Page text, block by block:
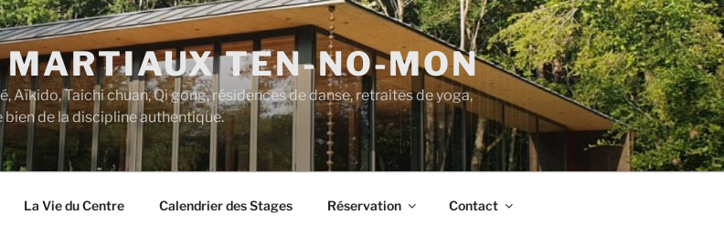
MARTIAUX TEN-NO-MON
Aïkido, Taichi chuan, Qi gong, résidences de danse, retraites de yoga,
de la discipline authentique.
La Vie du Centre Calendrier des Stages Réservation Contact